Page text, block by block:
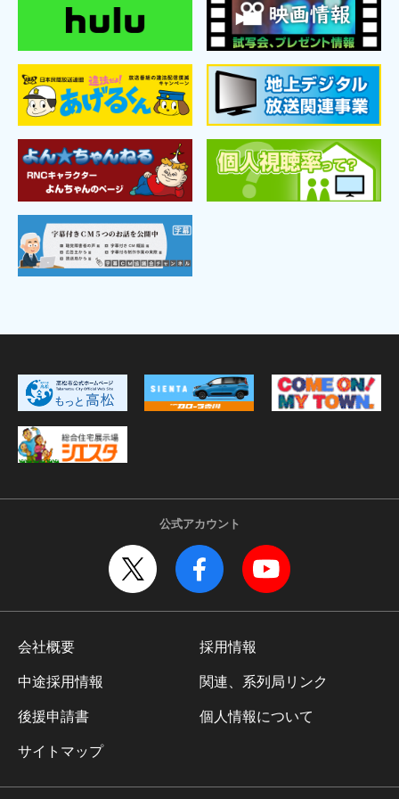
公式アカウント
会社概要 採用情報
中途採用情報 関連、系列局リンク
後援申請書 個人情報について
サイトマップ